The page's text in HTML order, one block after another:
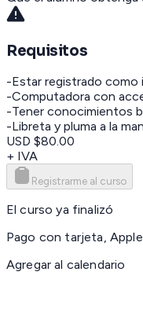
Requisitos
-Estar registrado como
-Computadora con
-Tener conocimientos
-Libreta y pluma a la
USD $80.00
+ IVA
Registrarme al curso
El curso ya finalizó
Pago con tarjeta,
Agregar al calendario